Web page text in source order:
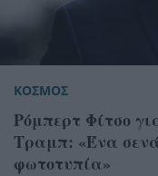
ΚΟΣΜΟΣ
Ρόμπερτ Φίτσο
Τραμπ: «Ένα
φωτοτυπία»